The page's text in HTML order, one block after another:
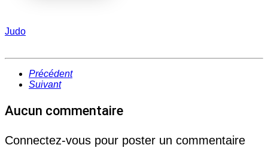
Judo
Précédent
Suivant
Aucun commentaire
Connectez-vous pour poster un commentaire